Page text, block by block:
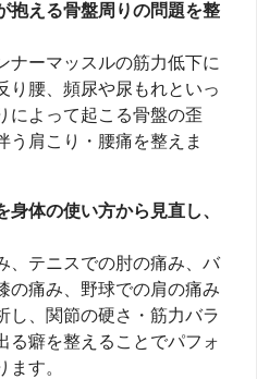
抱える骨盤周りの問題を整
ナーマッスルの筋力低下に
り腰、頻尿や尿もれといっ
によって起こる骨盤の歪
う肩こり・腰痛を整えま
身体の使い方から見直し、
、テニスでの肘の痛み、バ
の痛み、野球での肩の痛み
し、関節の硬さ・筋力バラ
る癖を整えることでパフォ
ます。